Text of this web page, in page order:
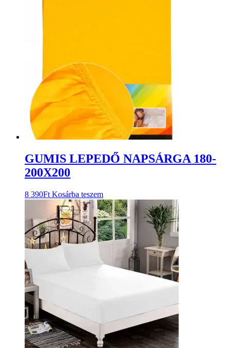
GUMIS LEPEDŐ NAPSÁRGA 180-
200X200
8 390Ft Kosárba teszem